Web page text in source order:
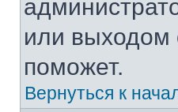
или выходом
поможет.
Вернуться к